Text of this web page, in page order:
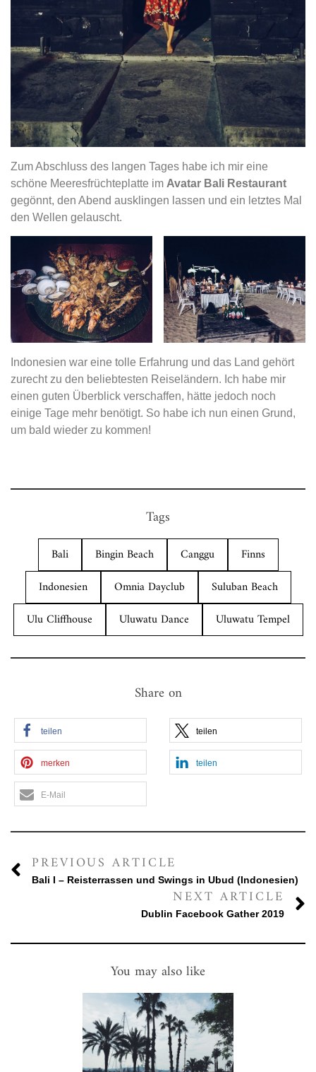
Zum Abschluss des langen Tages habe ich mir eine
schöne Meeresfrüchteplatte im Avatar Bali Restaurant
gegönnt, den Abend ausklingen lassen und ein letztes Mal
den Wellen gelauscht.
Indonesien war eine tolle Erfahrung und das Land gehört
zurecht zu den beliebtesten Reiseländern. Ich habe mir
einen guten Überblick verschaffen, hätte jedoch noch
einige Tage mehr benötigt. So habe ich nun einen Grund,
um bald wieder zu kommen!
Tags
Bali Bingin Beach Canggu
Finns
Indonesien
Omnia Dayclub
Suluban Beach
Ulu Cliffhouse
Uluwatu Dance Uluwatu Tempel
Share on
teilen teilen
merken teilen
E-Mail
PREVIOUS ARTICLE
Bali I – Reisterrassen und Swings in Ubud (Indonesien)
NEXT ARTICLE
Dublin Facebook Gather 2019
You may also like